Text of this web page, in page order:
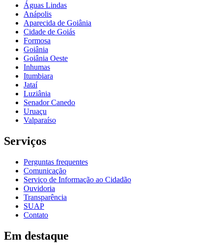
Águas Lindas
Anápolis
Aparecida de Goiânia
Cidade de Goiás
Formosa
Goiânia
Goiânia Oeste
Inhumas
Itumbiara
Jataí
Luziânia
Senador Canedo
Uruaçu
Valparaíso
Serviços
Perguntas frequentes
Comunicação
Serviço de Informação ao Cidadão
Ouvidoria
Transparência
SUAP
Contato
Em destaque